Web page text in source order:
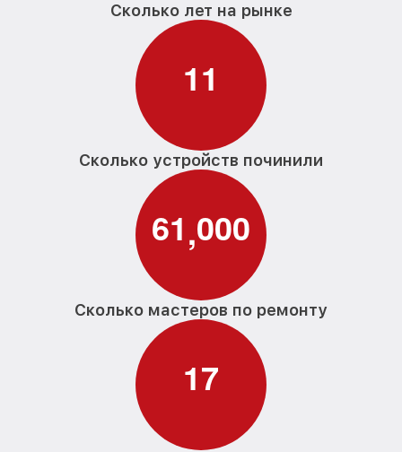
Сколько лет на рынке
11
Сколько устройств починили
61,000
Сколько мастеров по ремонту
17